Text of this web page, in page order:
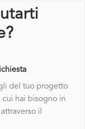
del tuo progetto
cui hai bisogno in
il